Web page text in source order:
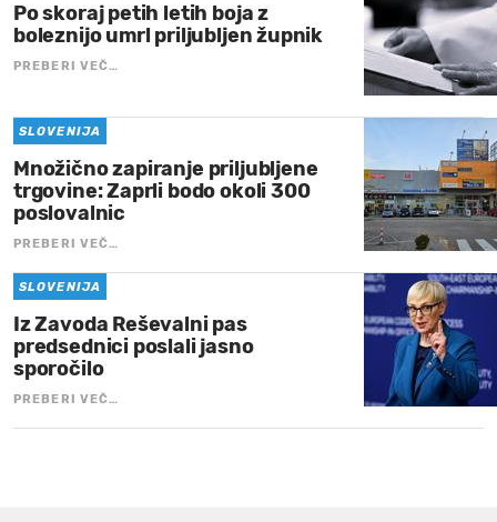
Po skoraj petih letih boja z
boleznijo umrl priljubljen župnik
PREBERI VEČ…
SLOVENIJA
Množično zapiranje priljubljene
trgovine: Zaprli bodo okoli 300
poslovalnic
PREBERI VEČ…
SLOVENIJA
Iz Zavoda Reševalni pas
predsednici poslali jasno
sporočilo
PREBERI VEČ…